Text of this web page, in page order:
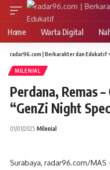
Home Warta Digital
radar96.com | Berkarakter dan Edukatif
MILENIAL
Perdana, Remas
“GenZi Night
01/01/2025 Milenial
Surabaya, radar96.com/MAS